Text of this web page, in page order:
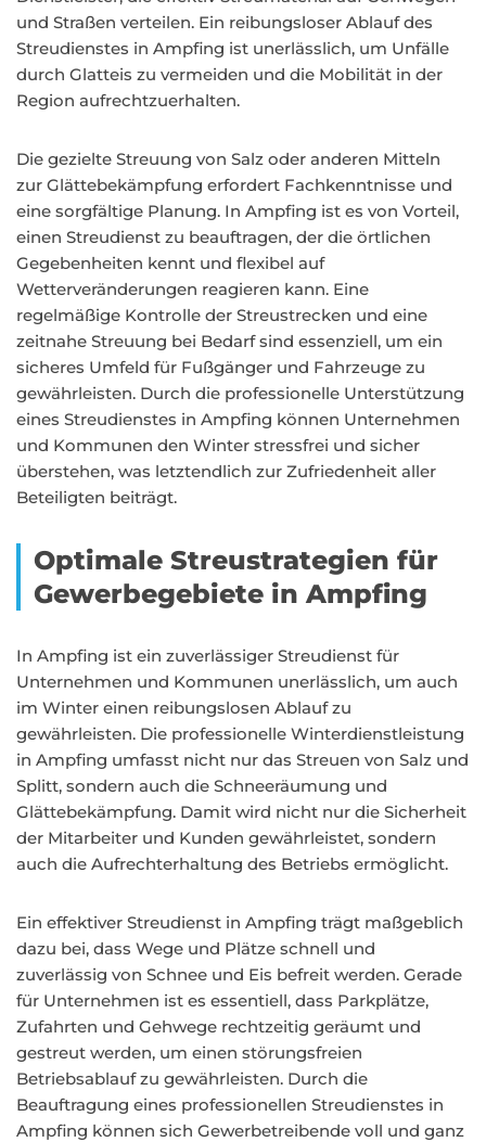
und Straßen verteilen. Ein reibungsloser Ablauf des
Streudienstes in Ampfing ist unerlässlich, um Unfälle
durch Glatteis zu vermeiden und die Mobilität in der
Region aufrechtzuerhalten.
Die gezielte Streuung von Salz oder anderen Mitteln
zur Glättebekämpfung erfordert Fachkenntnisse und
eine sorgfältige Planung. In Ampfing ist es von Vorteil,
einen Streudienst zu beauftragen, der die örtlichen
Gegebenheiten kennt und flexibel auf
Wetterveränderungen reagieren kann. Eine
regelmäßige Kontrolle der Streustrecken und eine
zeitnahe Streuung bei Bedarf sind essenziell, um ein
sicheres Umfeld für Fußgänger und Fahrzeuge zu
gewährleisten. Durch die professionelle Unterstützung
eines Streudienstes in Ampfing können Unternehmen
und Kommunen den Winter stressfrei und sicher
überstehen, was letztendlich zur Zufriedenheit aller
Beteiligten beiträgt.
Optimale Streustrategien für
Gewerbegebiete in Ampfing
In Ampfing ist ein zuverlässiger Streudienst für
Unternehmen und Kommunen unerlässlich, um auch
im Winter einen reibungslosen Ablauf zu
gewährleisten. Die professionelle Winterdienstleistung
in Ampfing umfasst nicht nur das Streuen von Salz und
Splitt, sondern auch die Schneeräumung und
Glättebekämpfung. Damit wird nicht nur die Sicherheit
der Mitarbeiter und Kunden gewährleistet, sondern
auch die Aufrechterhaltung des Betriebs ermöglicht.
Ein effektiver Streudienst in Ampfing trägt maßgeblich
dazu bei, dass Wege und Plätze schnell und
zuverlässig von Schnee und Eis befreit werden. Gerade
für Unternehmen ist es essentiell, dass Parkplätze,
Zufahrten und Gehwege rechtzeitig geräumt und
gestreut werden, um einen störungsfreien
Betriebsablauf zu gewährleisten. Durch die
Beauftragung eines professionellen Streudienstes in
Ampfing können sich Gewerbetreibende voll und ganz